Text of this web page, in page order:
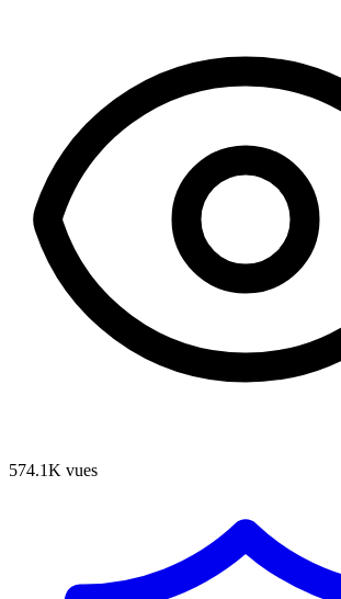
574.1K vues